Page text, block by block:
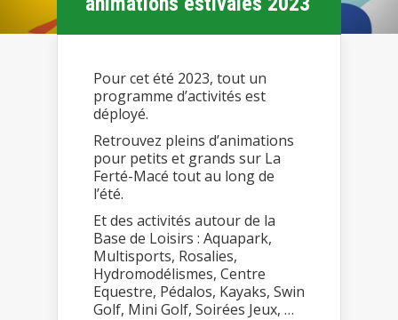
Pour cet été 2023, tout un
programme d’activités est
déployé.
Retrouvez pleins d’animations
pour petits et grands sur La
Ferté-Macé tout au long de
l’été.
Et des activités autour de la
Base de Loisirs : Aquapark,
Multisports, Rosalies,
Hydromodélismes, Centre
Equestre, Pédalos, Kayaks, Swin
Golf, Mini Golf, Soirées Jeux, …